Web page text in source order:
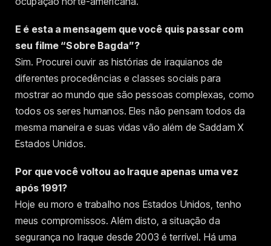
E é esta a mensagem que você quis passar com
seu filme “Sobre Bagda”?
Sim. Procurei ouvir as histórias de iraquianos de
diferentes procedências e classes sociais para
mostrar ao mundo que são pessoas complexas, como
todos os seres humanos. Eles não pensam todos da
mesma maneira e suas vidas vão além de Saddam X
Estados Unidos.
Por que você voltou ao Iraque apenas uma vez
após 1991?
Hoje eu moro e trabalho nos Estados Unidos, tenho
meus compromissos. Além disto, a situação da
segurança no Iraque desde 2003 é terrível. Há uma